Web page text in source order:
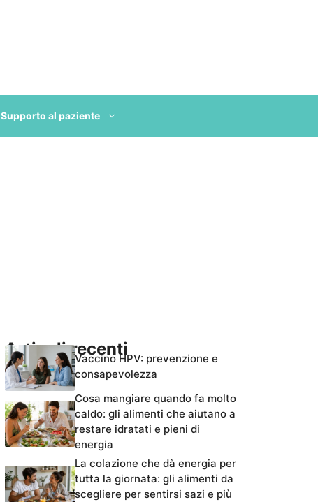
Supporto al paziente
Articoli recentiVaccino HPV: prevenzione e
consapevolezza
Cosa mangiare quando fa molto
caldo: gli alimenti che aiutano a
restare idratati e pieni di
energia
La colazione che dà energia per
tutta la giornata: gli alimenti da
scegliere per sentirsi sazi e più